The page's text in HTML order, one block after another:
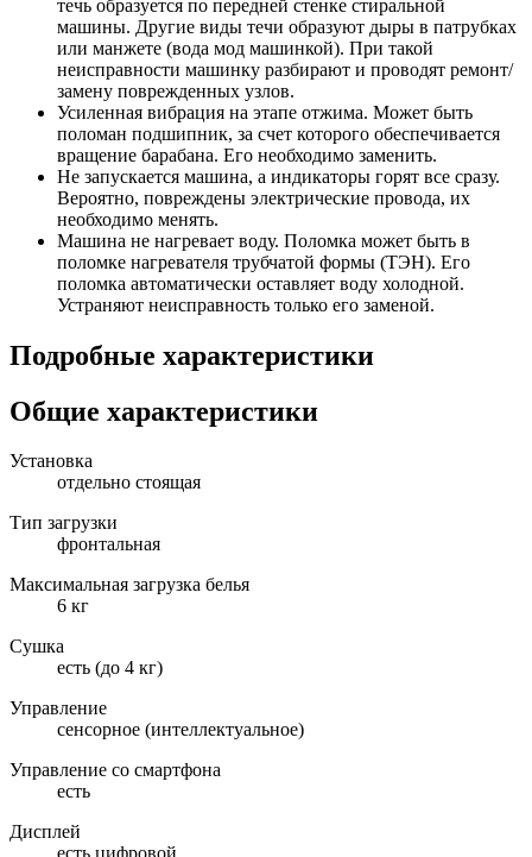
течь образуется по передней стенке стиральной
машины. Другие виды течи образуют дыры в патрубках
или манжете (вода мод машинкой). При такой
неисправности машинку разбирают и проводят ремонт/
замену поврежденных узлов.
Усиленная вибрация на этапе отжима. Может быть
поломан подшипник, за счет которого обеспечивается
вращение барабана. Его необходимо заменить.
Не запускается машина, а индикаторы горят все сразу.
Вероятно, повреждены электрические провода, их
необходимо менять.
Машина не нагревает воду. Поломка может быть в
поломке нагревателя трубчатой формы (ТЭН). Его
поломка автоматически оставляет воду холодной.
Устраняют неисправность только его заменой.
Подробные характеристики
Общие характеристики
Установка
отдельно стоящая
Тип загрузки
фронтальная
Максимальная загрузка белья
6 кг
Сушка
есть (до 4 кг)
Управление
сенсорное (интеллектуальное)
Управление со смартфона
есть
Дисплей